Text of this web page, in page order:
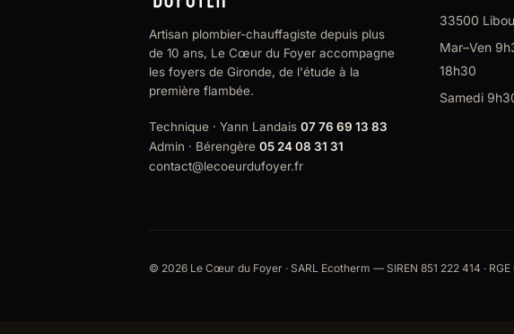
Artisan plombier-chauffagiste depuis plus
de 10 ans, Le Cœur du Foyer accompagne
les foyers de Gironde, de l'étude à la
première flambée.
Technique · Yann Landais07 76 69 13 83
Admin · Bérengère05 24 08 31 31
contact@lecoeurdufoyer.fr
33500
Mar–Ven
18h30
Samedi
© 2026 Le Cœur du Foyer · SARL Ecotherm — SIREN 851 222 414 · RGE